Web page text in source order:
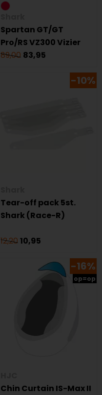
Spartan GT/GT
Pro/RS VZ300 Vizier
89,00 83,95
-10%
Tear-off pack 5st.
Shark (Race-R)
12,2010,95
-16%
op=op
Chin Curtain IS-Max II